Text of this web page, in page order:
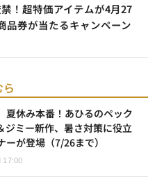
！超特価アイテムが4月27
品券が当たるキャンペーン
ら
夏休み本番！あひるのペック
ジミー新作、暑さ対策に役立
ーが登場（7/26まで）
17:00